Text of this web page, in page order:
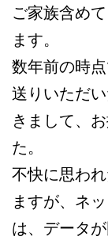
ご家族含め
ます。
数年前の時
送りいただ
きまして、
た。
不快に思わ
ますが、ネ
は、データ